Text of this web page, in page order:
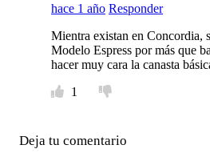
hace 1 año Responder
Mientra existan en Concordia,
Modelo Espress por más que
hacer muy cara la canasta
1
Deja tu comentario